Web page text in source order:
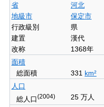
省
河北
地級市
保定市
行政級別
県
建置
漢代
改称
1368年
面積
総面積
331 km²
人口
総人口(2004)
25 万人